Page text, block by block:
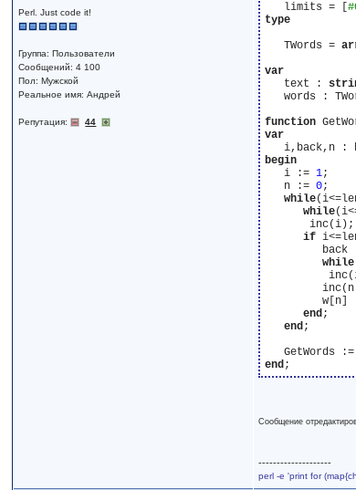
Perl. Just code it!
Группа: Пользователи
Сообщений: 4 100
Пол: Мужской
Реальное имя: Андрей
Репутация: 44
   limits = [
type
   TWords =
var
   text :
words :
function
var
begin
   i :=
1;
   n :=
0;
while
while
       inc(i);
if
back
while
w[n]
end;
end;
end
Сообщение
--------------------
perl -e 'print for